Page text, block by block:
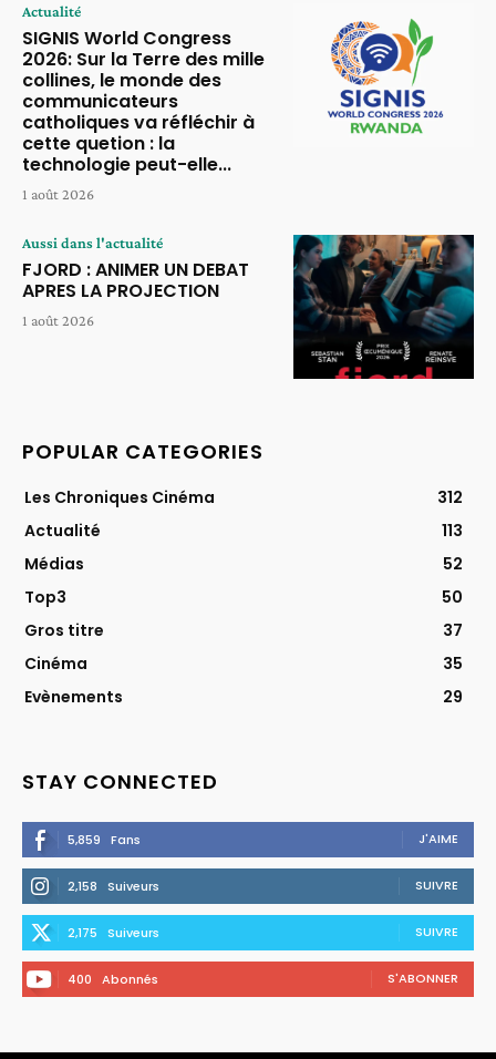
Actualité
SIGNIS World Congress
2026: Sur la Terre des mille
collines, le monde des
communicateurs
catholiques va réfléchir à
cette quetion : la
technologie peut-elle...
1 août 2026
Aussi dans l'actualité
FJORD : ANIMER UN DEBAT
APRES LA PROJECTION
1 août 2026
POPULAR CATEGORIES
Les Chroniques Cinéma
312
Actualité
113
Médias
52
Top3
50
Gros titre
37
Cinéma
35
Evènements
29
STAY CONNECTED
5,859 Fans J'AIME
2,158 Suiveurs SUIVRE
2,175 Suiveurs SUIVRE
400 Abonnés S'ABONNER